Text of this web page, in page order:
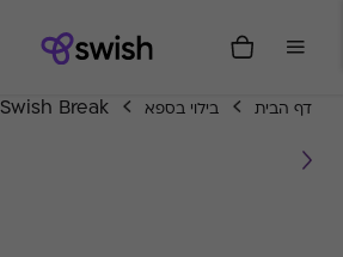
דף הבית בילוי בספא Swish Break (בדרך הרומנטית)